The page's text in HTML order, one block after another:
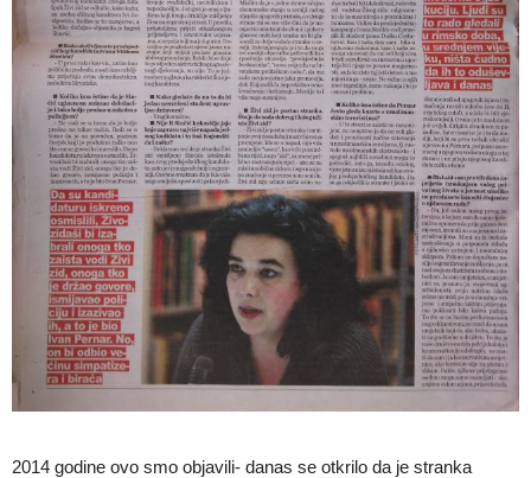
2014 godine ovo smo objavili- danas se otkrilo da je stranka